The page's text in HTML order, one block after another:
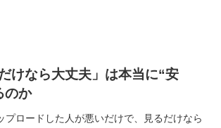
けなら大丈夫」は本当に“安
のか
プロードした人が悪いだけで、見るだけなら